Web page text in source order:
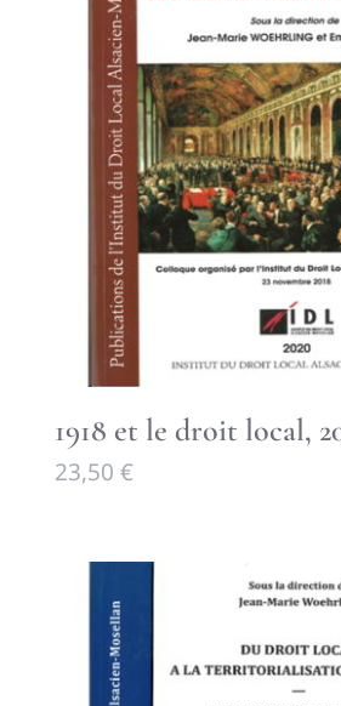
1918 et le droit local,
23,50 €